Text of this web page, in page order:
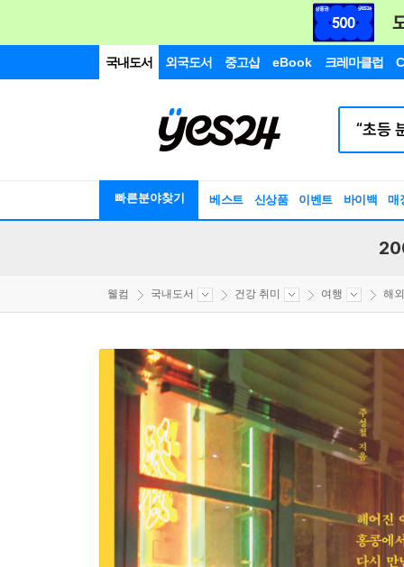
국내도서 외국도서 중고샵 eBook 크레마클럽
빠른분야찾기 베스트 신상품 이벤트 바이백 매
웰컴 국내도서 건강 취미 여행 해